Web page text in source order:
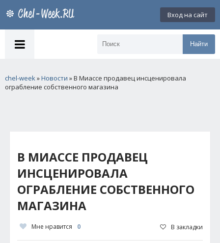
Вход на сайт
Найти
chel-week»Новости » В Миассе продавец инсценировала
ограбление собственного магазина
В МИАССЕ ПРОДАВЕЦ
ИНСЦЕНИРОВАЛА
ОГРАБЛЕНИЕ СОБСТВЕННОГО
МАГАЗИНА
Мне нравится 0 В закладки